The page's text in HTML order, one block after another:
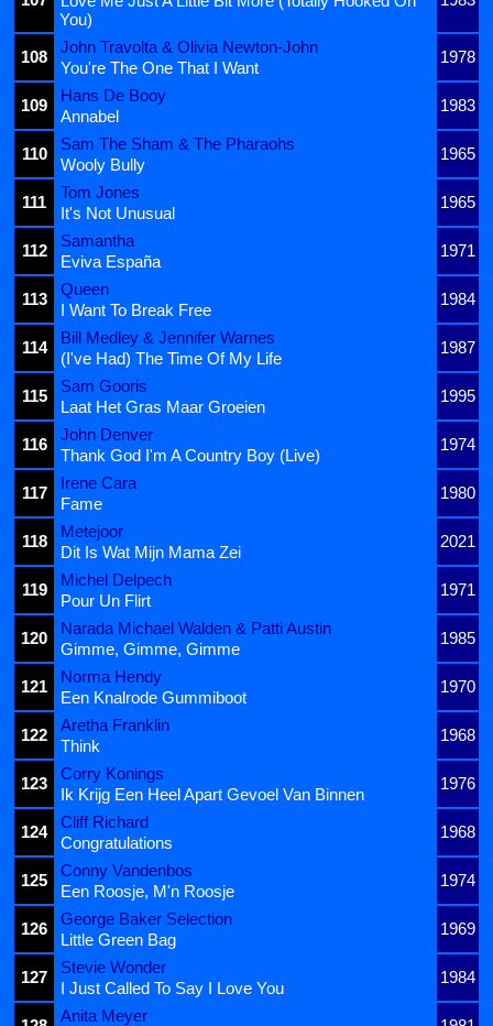
You)
108
John Travolta & Olivia Newton-John
1978
You're The One That I Want
109
Hans De Booy
1983
Annabel
110
Sam The Sham & The Pharaohs
1965
Wooly Bully
111
Tom Jones
1965
It's Not Unusual
112
Samantha
1971
Eviva España
113
Queen
1984
I Want To Break Free
114
Bill Medley & Jennifer Warnes
1987
(I've Had) The Time Of My Life
115
Sam Gooris
1995
Laat Het Gras Maar Groeien
116
John Denver
1974
Thank God I'm A Country Boy (Live)
117
Irene Cara
1980
Fame
118
Metejoor
2021
Dit Is Wat Mijn Mama Zei
119
Michel Delpech
1971
Pour Un Flirt
120
Narada Michael Walden & Patti Austin
1985
Gimme, Gimme, Gimme
121
Norma Hendy
1970
Een Knalrode Gummiboot
122
Aretha Franklin
1968
Think
123
Corry Konings
1976
Ik Krijg Een Heel Apart Gevoel Van Binnen
124
Cliff Richard
1968
Congratulations
125
Conny Vandenbos
1974
Een Roosje, M'n Roosje
126
George Baker Selection
1969
Little Green Bag
127
Stevie Wonder
1984
I Just Called To Say I Love You
Anita Meyer